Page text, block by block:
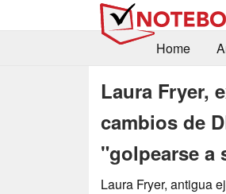
Home
Laura Fryer,
cambios de
"golpearse a
Laura Fryer, antigua